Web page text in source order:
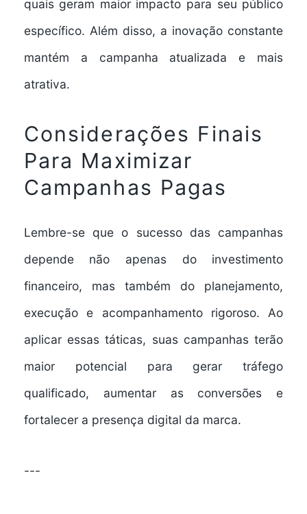
quais geram maior impacto para seu público
específico. Além disso, a inovação constante
mantém a campanha atualizada e mais
atrativa.
Considerações Finais
Para Maximizar
Campanhas Pagas
Lembre-se que o sucesso das campanhas
depende não apenas do investimento
financeiro, mas também do planejamento,
execução e acompanhamento rigoroso. Ao
aplicar essas táticas, suas campanhas terão
maior potencial para gerar tráfego
qualificado, aumentar as conversões e
fortalecer a presença digital da marca.
---